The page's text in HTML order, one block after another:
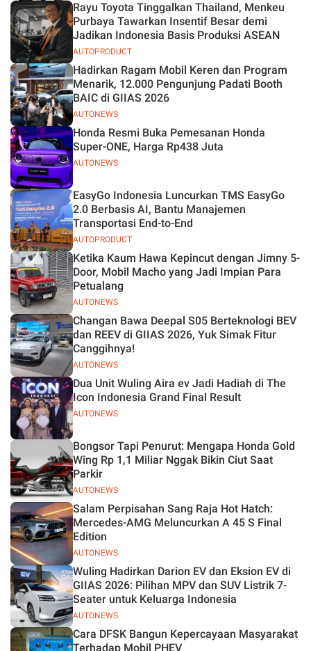
AUTOPRODUCT
Rayu Toyota Tinggalkan Thailand, Menkeu
Purbaya Tawarkan Insentif Besar demi
Jadikan Indonesia Basis Produksi ASEAN
AUTONEWS
Hadirkan Ragam Mobil Keren dan Program
Menarik, 12.000 Pengunjung Padati Booth
BAIC di GIIAS 2026
AUTONEWS
Honda Resmi Buka Pemesanan Honda
Super-ONE, Harga Rp438 Juta
AUTOPRODUCT
EasyGo Indonesia Luncurkan TMS EasyGo
2.0 Berbasis AI, Bantu Manajemen
Transportasi End-to-End
AUTONEWS
Ketika Kaum Hawa Kepincut dengan Jimny 5-
Door, Mobil Macho yang Jadi Impian Para
Petualang
AUTONEWS
Changan Bawa Deepal S05 Berteknologi BEV
dan REEV di GIIAS 2026, Yuk Simak Fitur
Canggihnya!
AUTONEWS
Dua Unit Wuling Aira ev Jadi Hadiah di The
Icon Indonesia Grand Final Result
AUTONEWS
Bongsor Tapi Penurut: Mengapa Honda Gold
Wing Rp 1,1 Miliar Nggak Bikin Ciut Saat
Parkir
AUTONEWS
Salam Perpisahan Sang Raja Hot Hatch:
Mercedes-AMG Meluncurkan A 45 S Final
Edition
AUTONEWS
Wuling Hadirkan Darion EV dan Eksion EV di
GIIAS 2026: Pilihan MPV dan SUV Listrik 7-
Seater untuk Keluarga Indonesia
Cara DFSK Bangun Kepercayaan Masyarakat
Terhadap Mobil PHEV